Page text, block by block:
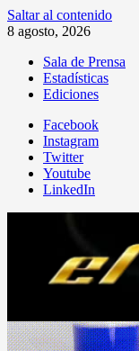
Saltar al contenido
8 agosto, 2026
Sala de Prensa
Estadísticas
Ediciones
Facebook
Instagram
Twitter
Youtube
LinkedIn